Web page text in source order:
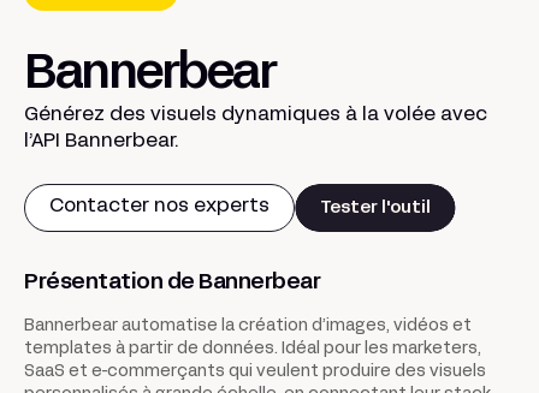
Bannerbear
Générez des visuels dynamiques à la volée avec
l’API Bannerbear.
Contacter nos experts Tester l'outil
Présentation de Bannerbear
Bannerbear automatise la création d’images, vidéos et
templates à partir de données. Idéal pour les marketers,
SaaS et e-commerçants qui veulent produire des visuels